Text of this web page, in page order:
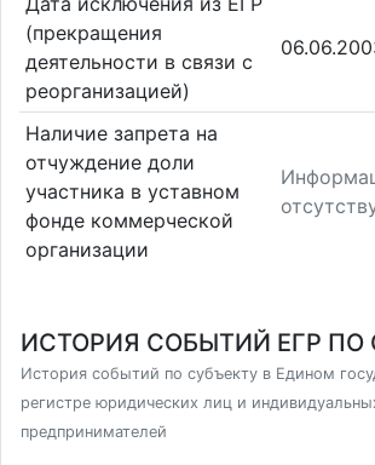
(прекращения
деятельности в связи с
реорганизацией)
Наличие запрета на
отчуждение доли
участника в уставном
фонде коммерческой
организации
ИСТОРИЯ СОБЫТИЙ ЕГР ПО
История событий по субъекту в Едином
регистре юридических лиц и
предпринимателей